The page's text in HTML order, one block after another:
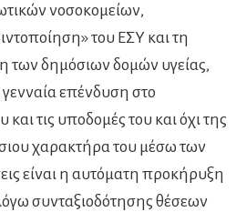
νοσοκομείων,
του ΕΣΥ και τη
των δημόσιων δομών υγείας,
επένδυση στο
τις υποδομές του και όχι της
χαρακτήρα του μέσω των
είναι η αυτόματη προκήρυξη
συνταξιοδότησης θέσεων